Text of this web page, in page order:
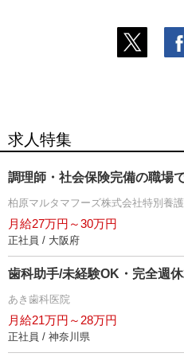
求人特集
調理師・社会保険完備の職場
柏原マルタマフーズ株式会社特別養
月給27万円～30万円
正社員 / 大阪府
歯科助手/未経験OK・完全週休
あき歯科医院
月給21万円～28万円
正社員 / 神奈川県